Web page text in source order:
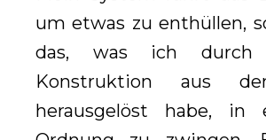
um etwas zu enthüllen,
das, was ich durch
Konstruktion aus
herausgelöst habe, in